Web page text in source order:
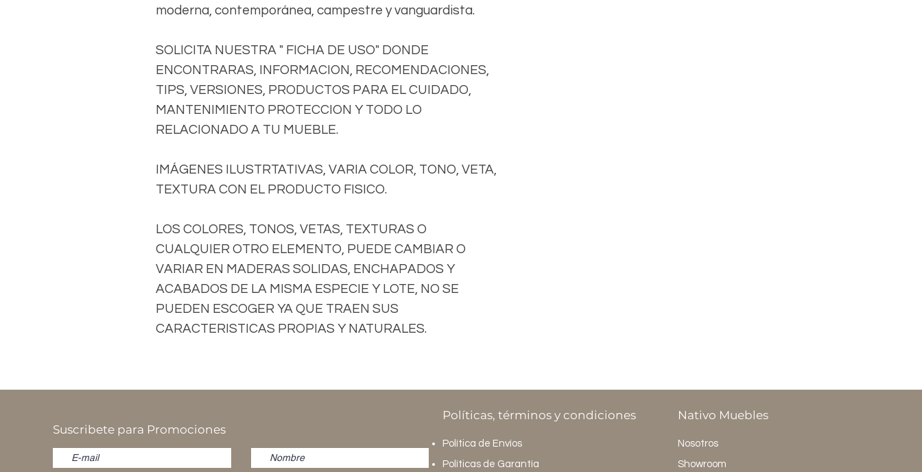
moderna, contemporánea, campestre y vanguardista.
SOLICITA NUESTRA " FICHA DE USO" DONDE
ENCONTRARAS, INFORMACION, RECOMENDACIONES,
TIPS, VERSIONES, PRODUCTOS PARA EL CUIDADO,
MANTENIMIENTO PROTECCION Y TODO LO
RELACIONADO A TU MUEBLE.
IMÁGENES ILUSTRTATIVAS, VARIA COLOR, TONO, VETA,
TEXTURA CON EL PRODUCTO FISICO.
LOS COLORES, TONOS, VETAS, TEXTURAS O
CUALQUIER OTRO ELEMENTO, PUEDE CAMBIAR O
VARIAR EN MADERAS SOLIDAS, ENCHAPADOS Y
ACABADOS DE LA MISMA ESPECIE Y LOTE, NO SE
PUEDEN ESCOGER YA QUE TRAEN SUS
CARACTERISTICAS PROPIAS Y NATURALES.
Suscribete para Promociones
Políticas, términos y condiciones Nativo Muebles
Nosotros
Showroom
Política de Envíos
Políticas de Garantía